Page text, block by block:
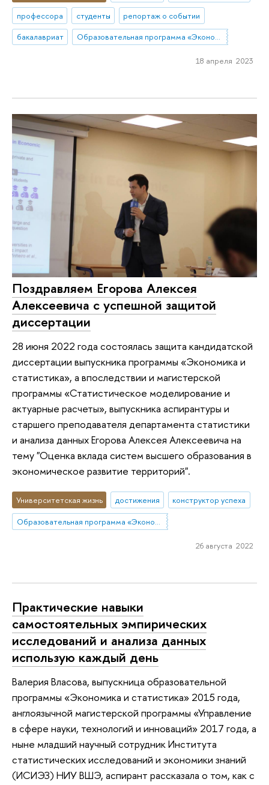
профессора
студенты
репортаж о событии
бакалавриат
Образовательная программа «Экономика и статистика»
18 апреля 2023
Поздравляем Егорова Алексея
Алексеевича с успешной защитой
диссертации
28 июня 2022 года состоялась защита кандидатской
диссертации выпускника программы «Экономика и
статистика», а впоследствии и магистерской
программы «Статистическое моделирование и
актуарные расчеты», выпускника аспирантуры и
старшего преподавателя департамента статистики
и анализа данных Егорова Алексея Алексеевича на
тему "Оценка вклада систем высшего образования в
экономическое развитие территорий".
Университетская жизнь достижения
конструктор успеха
Образовательная программа «Экономика и статистика»
26 августа 2022
Практические навыки
самостоятельных эмпирических
исследований и анализа данных
использую каждый день
Валерия Власова, выпускница образовательной
программы «Экономика и статистика» 2015 года,
англоязычной магистерской программы «Управление
в сфере науки, технологий и инноваций» 2017 года, а
ныне младший научный сотрудник Института
статистических исследований и экономики знаний
(ИСИЭЗ) НИУ ВШЭ, аспирант рассказала о том, как с